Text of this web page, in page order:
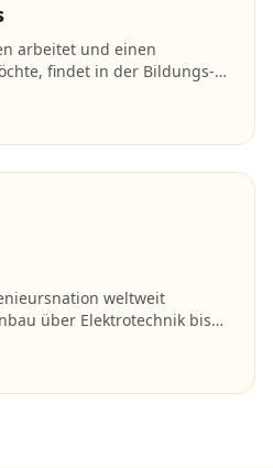
arbeitet und einen
findet in der Bildungs-
in Kitas, Schulen und
weltweit
über Elektrotechnik bis
zu den bestbezahlten